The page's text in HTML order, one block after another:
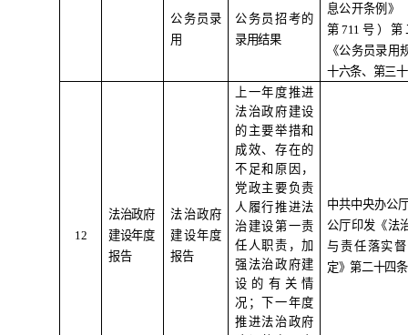
公务员录
用
公务员招考的
录用结果
息公开条例》
第 711 号）第
《公务员录用
十六条、第三
1 2
法治政府
建设年度
报告
法治政府
建设年度
报告
上一年度推进
法治政府建设
的主要举措和
成效、存在的
不足和原因，
党政主要负责
人履行推进法
治建设第一责
任人职责，加
强法治政府建
设的有关情
况；下一年度
推进法治政府
中共中央办公
公厅印发《法
与责任落实
定》第二十四条